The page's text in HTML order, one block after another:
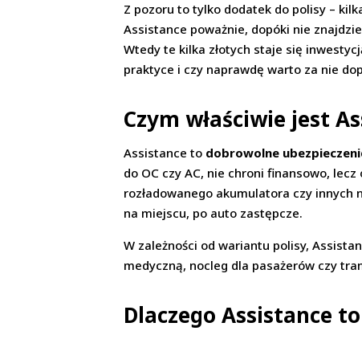
Z pozoru to tylko dodatek do polisy –
Assistance poważnie, dopóki nie
Wtedy te kilka złotych staje się
praktyce i czy naprawdę warto za nie
Czym właściwie jest
Assistance to dobrowolne
do OC czy AC, nie chroni finansowo,
rozładowanego akumulatora czy
na miejscu, po auto zastępcze.
W zależności od wariantu polisy,
medyczną, nocleg dla pasażerów czy
Dlaczego Assistance